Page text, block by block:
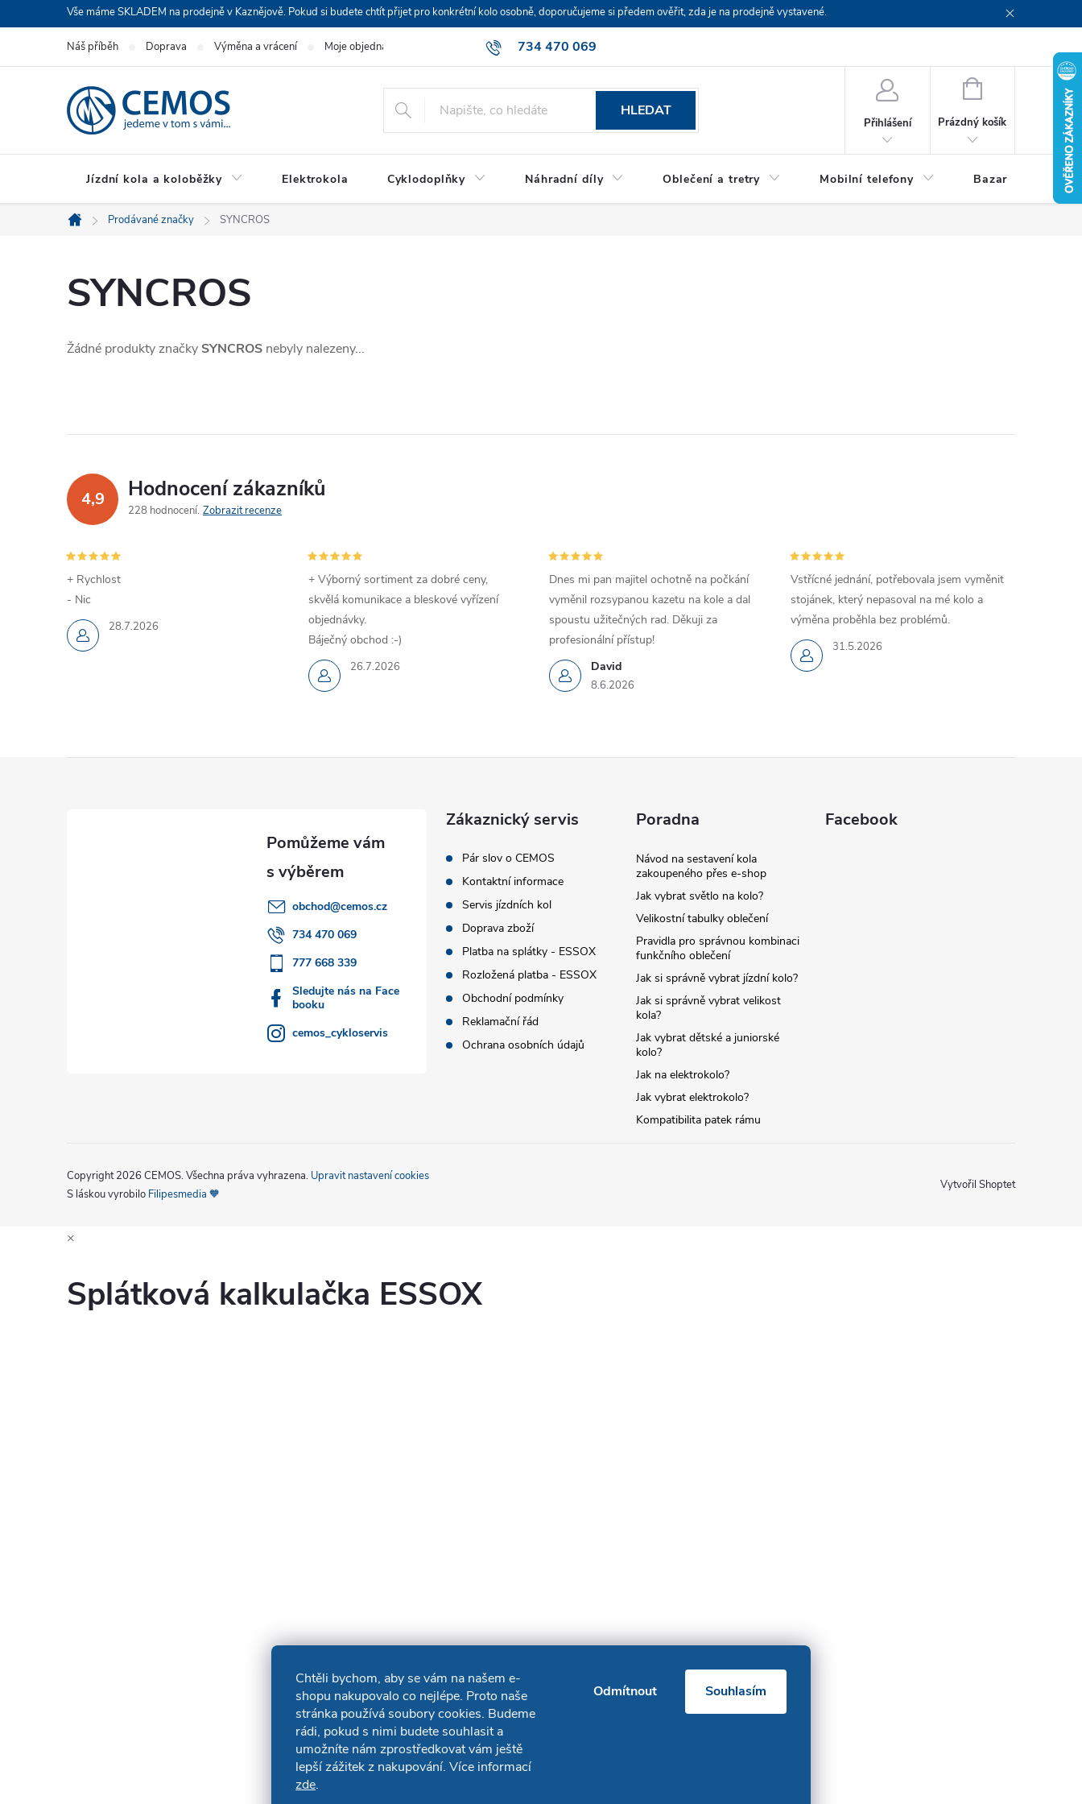
Chtěli bychom, aby se vám na našem e-
shopu nakupovalo co nejlépe. Proto naše
stránka používá soubory cookies. Budeme
rádi, pokud s nimi budete souhlasit a
umožníte nám zprostředkovat vám ještě
lepší zážitek z nakupování. Více informací
zde.
Odmítnout Souhlasím
na
Vše máme SKLADEM na prodejně v Kaznějově. Pokud si budete chtít přijet pro konkrétní kolo osobně, doporučujeme si předem ověřit, zda je na prodejně vystavené.
734 470 069
Náš příběh Doprava Výměna a vrácení Moje objednávka
HLEDAT
Přihlášení
NÁKUPNÍ
Prázdný košík
Jízdní kola a koloběžky Elektrokola Cyklodoplňky Náhradní díly Oblečení a tretry Mobilní telefony Bazar Servis
Domů
Prodávané značky SYNCROS
SYNCROS
Žádné produkty značky SYNCROS nebyly nalezeny...
4,9 Hodnocení zákazníků
228 hodnocení Zobrazit recenze
28.7.2026
+ Rychlost
- Nic
26.7.2026
+ Výborný sortiment za dobré ceny,
skvělá komunikace a bleskové vyřízení
objednávky.
Báječný obchod :-)
David
8.6.2026
Dnes mi pan majitel ochotně na počkání
vyměnil rozsypanou kazetu na kole a dal
spoustu užitečných rad. Děkuji za
profesionální přístup!
31.5.2026
Vstřícné jednání, potřebovala jsem vyměnit
stojánek, který nepasoval na mé kolo a
výměna proběhla bez problémů.
obchod@cemos.cz
734 470 069
777 668 339
Sledujte nás na Face
booku
cemos_cykloservis
Zákaznický servis
Pár slov o CEMOS
Kontaktní informace
Servis jízdních kol
Doprava zboží
Platba na splátky - ESSOX
Rozložená platba - ESSOX
Obchodní podmínky
Reklamační řád
Ochrana osobních údajů
Poradna
Návod na sestavení kola
zakoupeného přes e-shop
Jak vybrat světlo na kolo?
Velikostní tabulky oblečení
Pravidla pro správnou kombinaci
funkčního oblečení
Jak si správně vybrat jízdní kolo?
Jak si správně vybrat velikost
kola?
Jak vybrat dětské a juniorské
kolo?
Jak na elektrokolo?
Jak vybrat elektrokolo?
Kompatibilita patek rámu
Facebook
Vytvořil Shoptet
Copyright 2026 CEMOS. Všechna práva vyhrazena. Upravit nastavení cookies
S láskou vyrobilo Filipesmedia 🧡
×
Splátková kalkulačka ESSOX